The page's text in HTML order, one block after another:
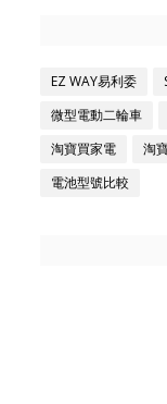
EZ WAY易利委
微型電動二輪車
淘寶買家電
淘
電池型號比較